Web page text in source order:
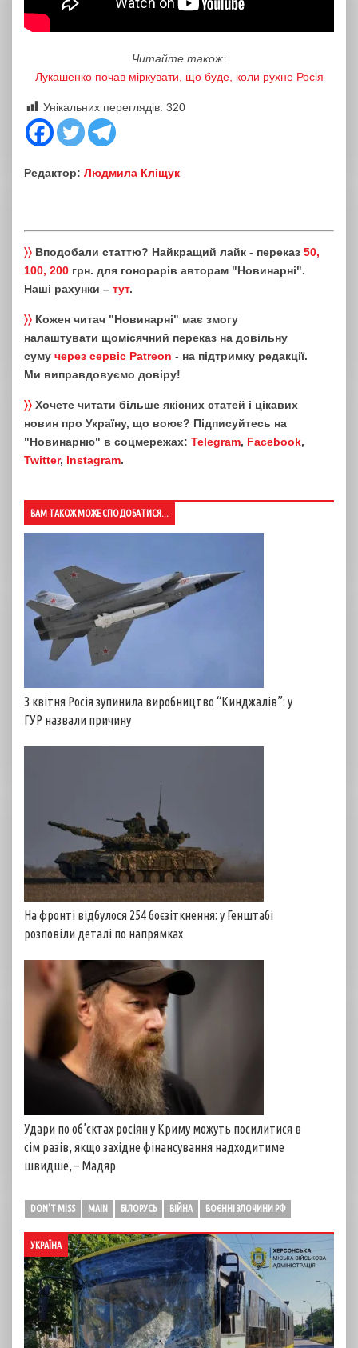
Читайте також:
Лукашенко почав міркувати, що буде, коли рухне Росія
Унікальних переглядів: 320
Редактор: Людмила Кліщук
〉〉 Вподобали статтю? Найкращий лайк - переказ 50,
100, 200 грн. для гонорарів авторам "Новинарні".
Наші рахунки – тут.
〉〉 Кожен читач "Новинарні" має змогу
налаштувати щомісячний переказ на довільну
суму через сервіс Patreon - на підтримку редакції.
Ми виправдовуємо довіру!
〉〉 Хочете читати більше якісних статей і цікавих
новин про Україну, що воює? Підписуйтесь на
"Новинарню" в соцмережах: Telegram, Facebook,
Twitter, Instagram.
ВАМ ТАКОЖ МОЖЕ СПОДОБАТИСЯ...
З квітня Росія зупинила виробництво “Кинджалів”: у
ГУР назвали причину
На фронті відбулося 254 боєзіткнення: у Генштабі
розповіли деталі по напрямках
Удари по об’єктах росіян у Криму можуть посилитися в
сім разів, якщо західне фінансування надходитиме
швидше, – Мадяр
DON'T MISS MAIN БІЛОРУСЬ ВІЙНА ВОЄННІ ЗЛОЧИНИ РФ
УКРАЇНА